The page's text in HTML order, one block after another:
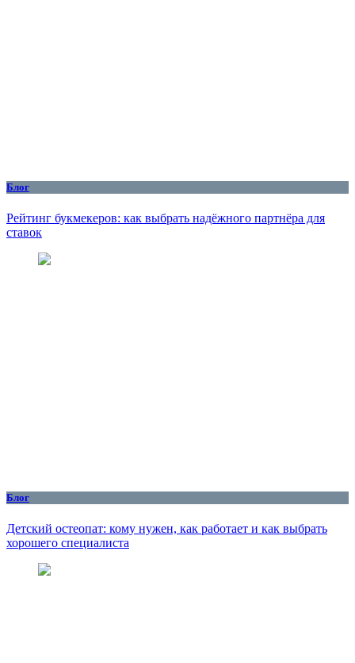
Блог
Рейтинг букмекеров: как выбрать надёжного партнёра для
ставок
Блог
Детский остеопат: кому нужен, как работает и как выбрать
хорошего специалиста